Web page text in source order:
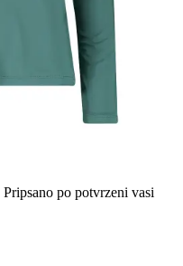
Pripsano po potvrzeni vasi